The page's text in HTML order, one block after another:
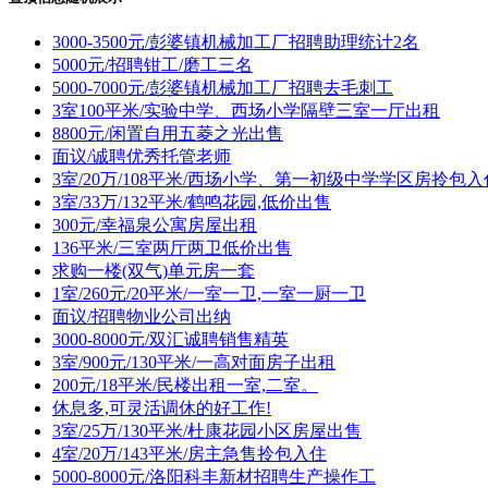
3000-3500元/彭婆镇机械加工厂招聘助理统计2名
5000元/招聘钳工/磨工三名
5000-7000元/彭婆镇机械加工厂招聘去毛刺工
3室100平米/实验中学、西场小学隔壁三室一厅出租
8800元/闲置自用五菱之光出售
面议/诚聘优秀托管老师
3室/20万/108平米/西场小学、第一初级中学学区房拎包入
3室/33万/132平米/鹤鸣花园,低价出售
300元/幸福泉公寓房屋出租
136平米/三室两厅两卫低价出售
求购一楼(双气)单元房一套
1室/260元/20平米/一室一卫,一室一厨一卫
面议/招聘物业公司出纳
3000-8000元/双汇诚聘销售精英
3室/900元/130平米/一高对面房子出租
200元/18平米/民楼出租一室,二室。
休息多,可灵活调休的好工作!
3室/25万/130平米/杜康花园小区房屋出售
4室/20万/143平米/房主急售拎包入住
5000-8000元/洛阳科丰新材招聘生产操作工